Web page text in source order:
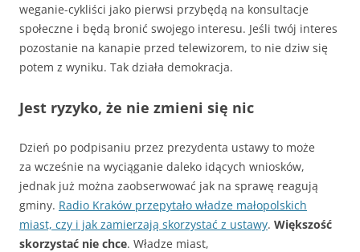
weganie-cykliści jako pierwsi przybędą na konsultacje
społeczne i będą bronić swojego interesu. Jeśli twój interes
pozostanie na kanapie przed telewizorem, to nie dziw się
potem z wyniku. Tak działa demokracja.
Jest ryzyko, że nie zmieni się nic
Dzień po podpisaniu przez prezydenta ustawy to może
za wcześnie na wyciąganie daleko idących wniosków,
jednak już można zaobserwować jak na sprawę reagują
gminy. Radio Kraków przepytało władze małopolskich
miast, czy i jak zamierzają skorzystać z ustawy. Większość
skorzystać nie chce. Władze miast,